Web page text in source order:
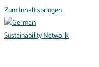
Zum Inhalt springen